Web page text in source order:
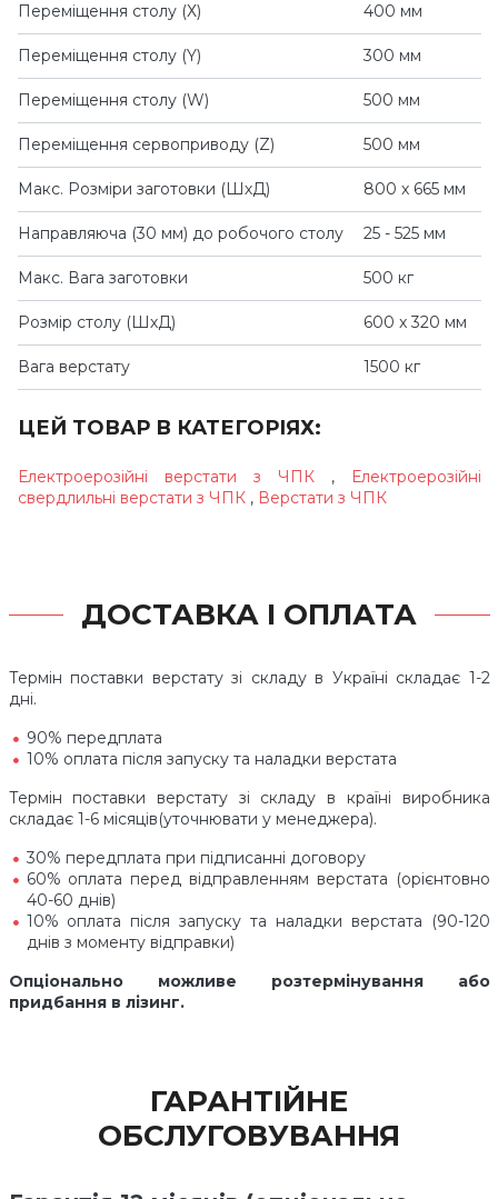
Переміщення столу (Х) 400 мм
Переміщення столу (Y) 300 мм
Переміщення столу (W) 500 мм
Переміщення сервоприводу (Z) 500 мм
Макс. Розміри заготовки (ШхД) 800 x 665 мм
Направляюча (30 мм) до робочого столу 25 - 525 мм
Макс. Вага заготовки 500 кг
Розмір столу (ШхД) 600 x 320 мм
Вага верстату 1500 кг
ЦЕЙ ТОВАР В КАТЕГОРІЯХ:
Електроерозійні верстати з ЧПК ,
Електроерозійні
свердлильні верстати з ЧПК , Верстати з ЧПК
ДОСТАВКА І ОПЛАТА
Термін поставки верстату зі складу в Україні складає 1-2
дні.
90% передплата
10% оплата після запуску та наладки верстата
Термін поставки верстату зі складу в країні виробника
складає 1-6 місяців(уточнювати у менеджера).
30% передплата при підписанні договору
60% оплата перед відправленням верстата (орієнтовно
40-60 днів)
10% оплата після запуску та наладки верстата (90-120
днів з моменту відправки)
Опціонально можливе розтермінування або
придбання в лізинг.
ГАРАНТІЙНЕ
ОБСЛУГОВУВАННЯ